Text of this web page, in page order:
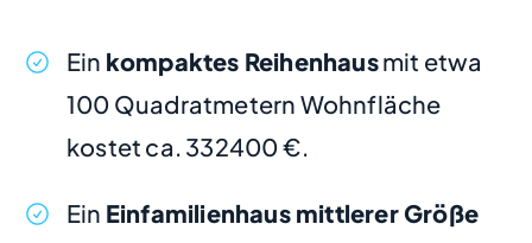
Ein kompaktes Reihenhausmit etwa
100 Quadratmetern Wohnfläche
kostet ca. 332400 €.
Ein Einfamilienhaus mittlerer Größe